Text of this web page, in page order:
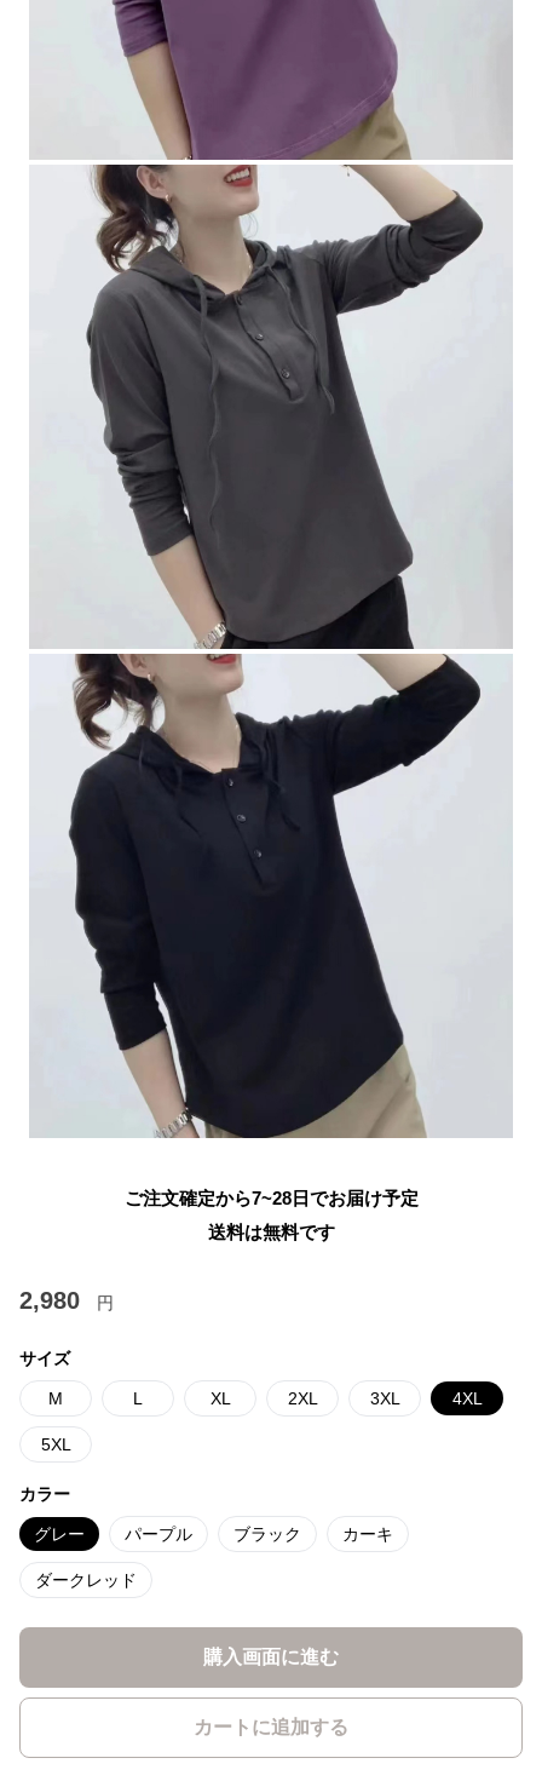
ご注文確定から7~28日でお届け予定
送料は無料です
2,980 円
サイズ
M L XL 2XL 3XL 4XL
5XL
カラー
グレー パープル ブラック カーキ
ダークレッド
購入画面に進む
カートに追加する